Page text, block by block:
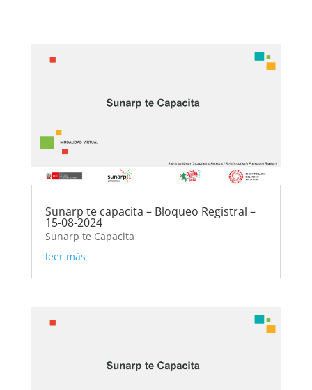
Sunarp te capacita – Bloqueo Registral –
15-08-2024
Sunarp te Capacita
leer más